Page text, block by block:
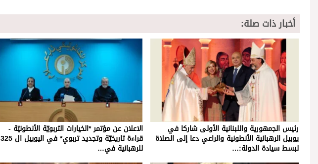
أخبار ذات صلة:
رئيس الجمهورية واللبنانية الأولى شاركا في
يوبيل الرهبانية الأنطونية والراعي دعا إلى الصلاة
لبسط سيادة الدولة:…
الاعلان عن مؤتمر *الخيارات التربويّة الأنطونيّة -
قراءة تاريخيّة وتجديد تربوي* في اليوبيل ال 325
للرهبانية في…